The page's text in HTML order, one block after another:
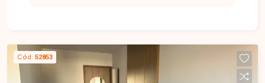
em sala integrada à cozinha americana, 03
quartos, sendo 01 suíte, banheiro social e
garagem coberta para 02 veículos. A cozinha é
Cód. 52853